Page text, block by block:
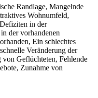
Randlage, Mangelnde
Wohnumfeld,
in der
der vorhandenen
Ein schlechtes
Veränderung der
Geflüchteten, Fehlende
Zunahme von